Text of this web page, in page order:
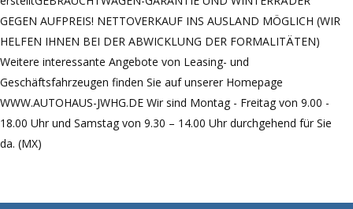
GEGEN AUFPREIS! NETTOVERKAUF INS AUSLAND MÖGLICH (WIR
HELFEN IHNEN BEI DER ABWICKLUNG DER FORMALITÄTEN)
Weitere interessante Angebote von Leasing- und
Geschäftsfahrzeugen finden Sie auf unserer Homepage
WWW.AUTOHAUS-JWHG.DE Wir sind Montag - Freitag von 9.00 -
18.00 Uhr und Samstag von 9.30 – 14.00 Uhr durchgehend für Sie
da. (MX)